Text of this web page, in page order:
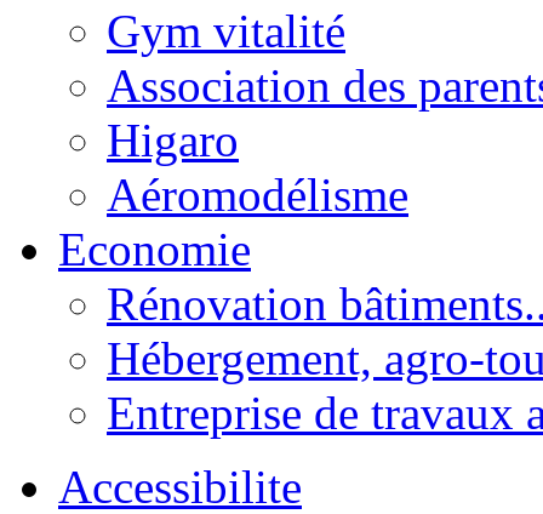
Gym vitalité
Association des
Higaro
Aéromodélisme
Economie
Rénovation
Hébergement, agro-
Entreprise de travaux
Accessibilite